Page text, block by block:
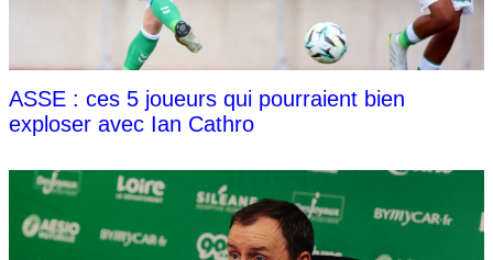
ASSE : ces 5 joueurs qui pourraient bien
exploser avec Ian Cathro